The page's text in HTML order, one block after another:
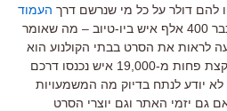
להם דולר על כל מי שנרשם דרך העמוד
. נכון להיום צפו בסרט כבר 400 אלף איש ביו-טיוב – מה שאומר
לראות את הסרט בבתי הקולנוע הוא
היה מכניס כ-4 מיליון דולר – וקצת פחות מ-19,000 איש נכנסו דרכם
לא יודע לנתח בדיוק מה המשמעויות
גם יזמי האתר וגם יוצרי הסרט